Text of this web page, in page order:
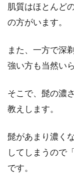
肌質はほとんど
の方がいます。
また、一方で深
強い方も当然い
そこで、髭の濃
教えします。
髭があまり濃く
してしまうので
です。